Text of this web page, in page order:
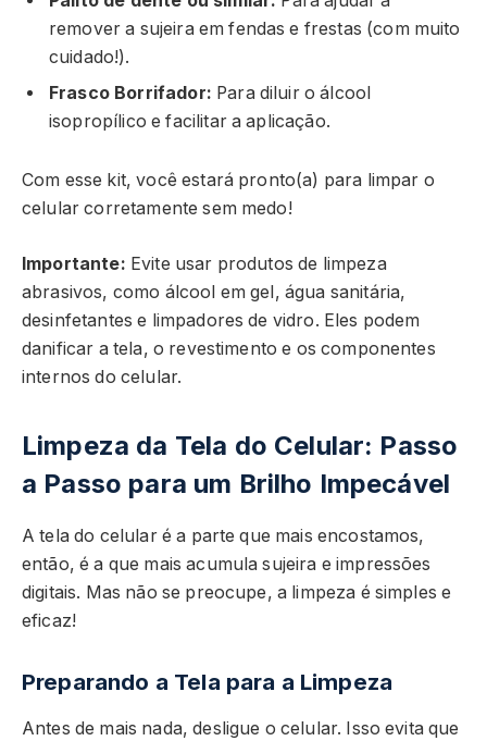
remover a sujeira em fendas e frestas (com muito
cuidado!).
Frasco Borrifador: Para diluir o álcool
isopropílico e facilitar a aplicação.
Com esse kit, você estará pronto(a) para limpar o
celular corretamente sem medo!
Importante: Evite usar produtos de limpeza
abrasivos, como álcool em gel, água sanitária,
desinfetantes e limpadores de vidro. Eles podem
danificar a tela, o revestimento e os componentes
internos do celular.
Limpeza da Tela do Celular: Passo
a Passo para um Brilho Impecável
A tela do celular é a parte que mais encostamos,
então, é a que mais acumula sujeira e impressões
digitais. Mas não se preocupe, a limpeza é simples e
eficaz!
Preparando a Tela para a Limpeza
Antes de mais nada, desligue o celular. Isso evita que